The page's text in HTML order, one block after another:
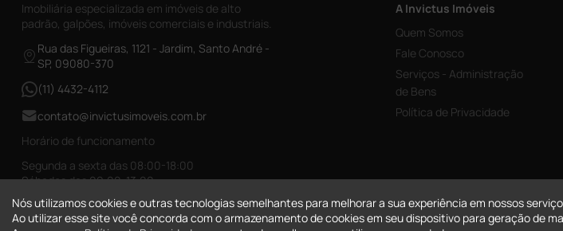
Imobiliária especializada em imóveis de alto
padrão, galpões, imóveis comerciais e industriais.
Rua das Figueiras, 1121 - Jardim, Santo André -
SP, 09080-370
(11) 4432-4112
contato@invictusimoveis.com.br
Horário de funcionamento
Segunda a sexta das 08:00-18:00
Sábados das 09:00-13:00
CRECI-026017-J
A Invictus Imóveis
Quem Somos
Fale Conosco
Serviços - Administração
de Bens
Política de Privacidade
Nós utilizamos cookies e outras tecnologias semelhantes para melhorar a sua experiência em nossos
Ao utilizar esse site você concorda com o armazenamento de cookies em seu dispositivo para geração de